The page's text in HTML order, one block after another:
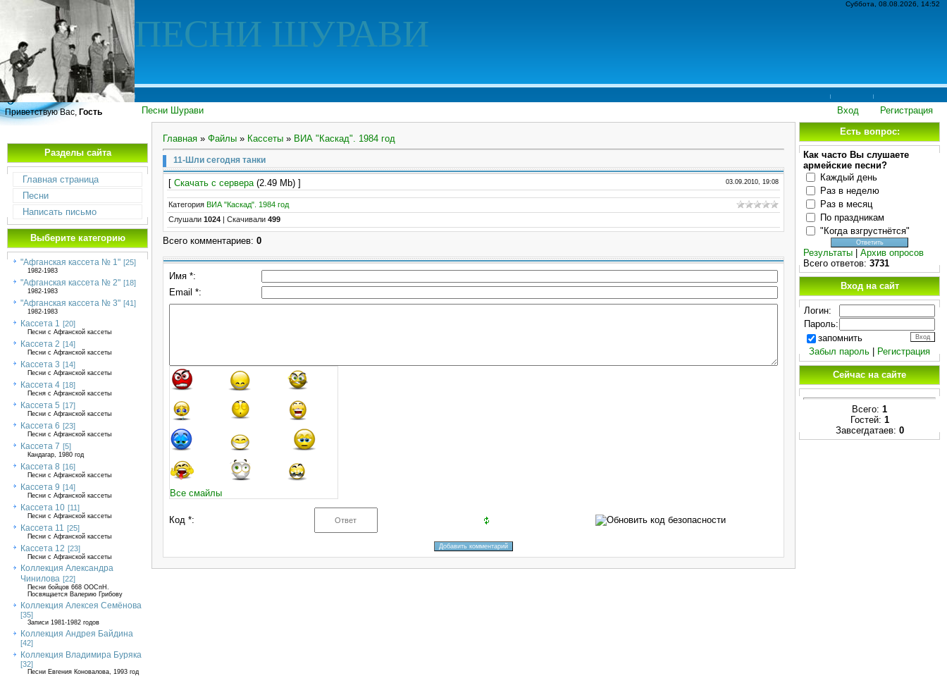
Суббота, 08.08.2026, 14:52
ПЕСНИ ШУРАВИ
Песни Шурави Регистрация
Вход
Приветствую Вас, Гость
Разделы сайта
Главная страница
Песни
Написать письмо
Выберите категорию
"Афганская кассета № 1" [25]
1982-1983
"Афганская кассета № 2" [18]
1982-1983
"Афганская кассета № 3" [41]
1982-1983
Кассета 1 [20]
Песни с Афганской кассеты
Кассета 2 [14]
Песни с Афганской кассеты
Кассета 3 [14]
Песни с Афганской кассеты
Кассета 4 [18]
Песня с Афганской кассеты
Кассета 5 [17]
Песни с Афганской кассеты
Кассета 6 [23]
Песни с Афганской кассеты
Кассета 7 [5]
Кандагар, 1980 год
Кассета 8 [16]
Песни с Афганской кассеты
Кассета 9 [14]
Песни с Афганской кассеты
Кассета 10 [11]
Песни с Афганской кассеты
Кассета 11 [25]
Песни с Афганской кассеты
Кассета 12 [23]
Песни с Афганской кассеты
Коллекция Александра
Чинилова [22]
Песни бойцов 668 ООСпН.
Посвящается Валерию Грибову
Коллекция Алексея Семёнова
[35]
Записи 1981-1982 годов
Коллекция Андрея Байдина
[42]
Коллекция Владимира Буряка
[32]
Песни Евгения Коновалова, 1993 год
Главная » Файлы » Кассеты » ВИА "Каскад". 1984 год
11-Шли сегодня танки
[ Скачать с сервера(2.49 Mb) ] 03.09.2010, 19:08
Категория ВИА "Каскад". 1984 год
Слушали 1024 Скачивали 499
Всего комментариев: 0
Имя *:
Email *:
Все смайлы
Код *:
Есть вопрос:
Как часто Вы слушаете
армейские песни?
Каждый день
Раз в неделю
Раз в месяц
По праздникам
"Когда взгрустнётся"
Результаты
Архив опросов
Всего ответов: 3731
Вход на сайт
Логин:
Пароль:
запомнить
Забыл пароль
Регистрация
Сейчас на сайте
Всего: 1
Гостей: 1
Завсегдатаев: 0